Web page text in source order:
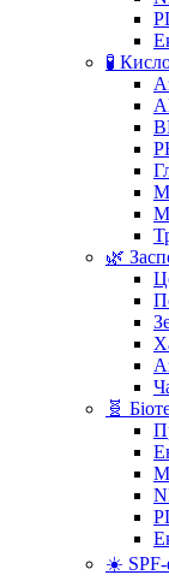
🧪
🌿
🧬
☀️ SPF-